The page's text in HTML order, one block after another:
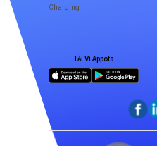
Charging
Tải Ví Appota